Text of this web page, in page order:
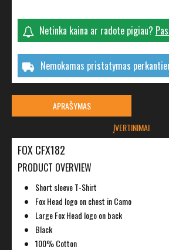
Netinka kaina ar radote pigiau?
Nemokamas pristatymas
APRAŠYMAS
ĮVERTINIMAI
FOX CFX182
PRODUCT OVERVIEW
Short sleeve T-Shirt
Fox Head logo on chest in Camo
Large Fox Head logo on back
Black
100% Cotton